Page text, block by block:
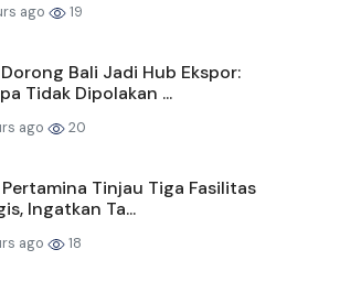
ago 19
Bali Jadi Hub Ekspor:
Tidak Dipolakan ...
ago 20
Tinjau Tiga Fasilitas
Ingatkan Ta...
ago 18